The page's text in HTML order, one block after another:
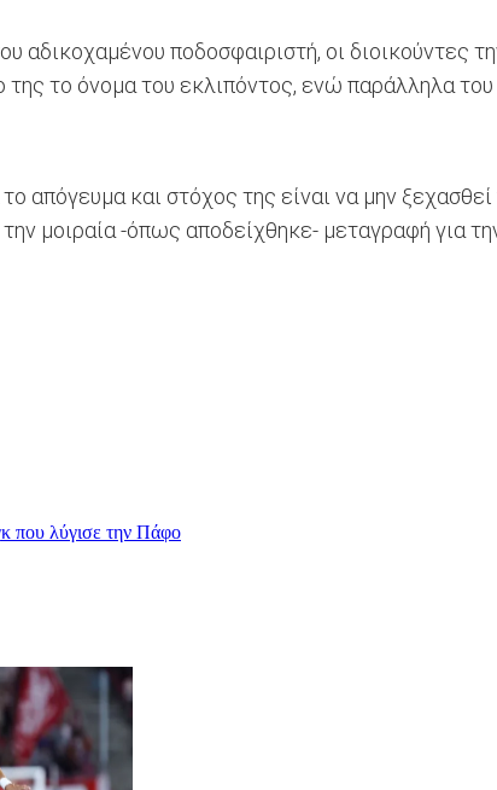
αδικοχαμένου ποδοσφαιριστή, οι
το όνομα του εκλιπόντος, ενώ παράλληλα
απόγευμα και στόχος της είναι να μην
μοιραία -όπως αποδείχθηκε- μεταγραφή για την
που λύγισε την Πάφο